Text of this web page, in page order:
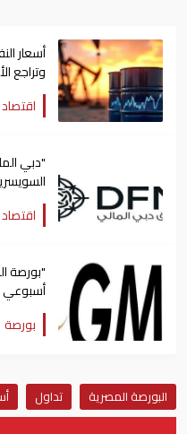
وتراجع
اقتصاد
"دبي
اقتصاد
"بورصة
أسبوعي
بورصة
البورصة المصرية تداول